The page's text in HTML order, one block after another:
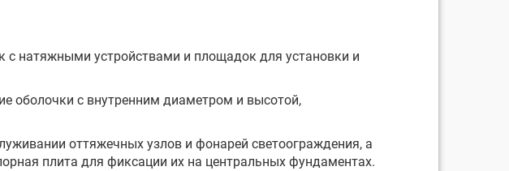
с натяжными устройствами и площадок для установки и
оболочки с внутренним диаметром и высотой,
оттяжечных узлов и фонарей светоограждения, а
плита для фиксации их на центральных фундаментах.